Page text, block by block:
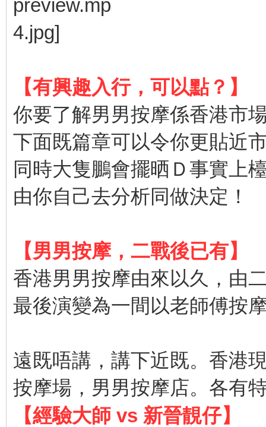
【有興趣入行，可以點？】
你要了解男男按摩係香港市
下面既篇章可以令你更貼近
同時大隻鵬會擺晒Ｄ事實上
由你自己去分析同做決定！
【男男按摩，二戰後已有】
香港男男按摩由來以久，由
最後演變為一間以老師傅按
遠既唔講，講下近既。香港
按摩場，男男按摩店。各有
【經驗大師 vs 新晉靚仔】